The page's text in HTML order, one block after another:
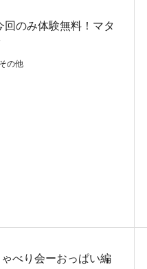
回のみ体験無料！マタ
その他
べり会ーおっぱい編